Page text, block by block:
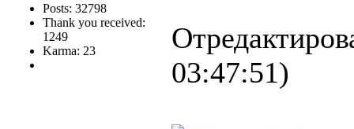
Posts: 32798
Thank you received:
1249
Karma: 23
03:47:51)